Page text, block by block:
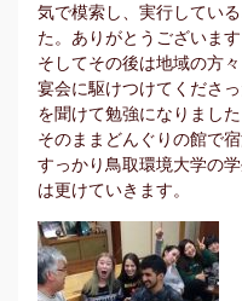
気で模索し、実行してい
た。ありがとうございます
そしてその後は地域の方々
宴会に駆けつけてくださ
を聞けて勉強になりまし
そのままどんぐりの館で宿
すっかり鳥取環境大学の
は更けていきます。